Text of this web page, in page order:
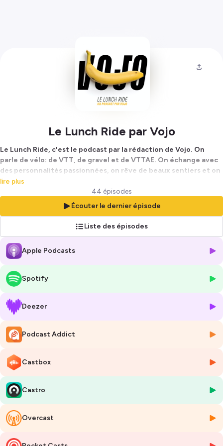
Le Lunch Ride par Vojo
Le Lunch Ride, c'est le podcast par la rédaction de Vojo. On
parle de vélo: de VTT, de gravel et de VTTAE. On échange avec
des personnalités passionnées, on rêve de beaux sentiers et on
parle de nos machines aussi parfois.
Hébergé par Ausha. Visitez
ausha.co/politique-de-confidentialite
lire plus
44 épisodes
Écouter le dernier épisode
Liste des épisodes
Apple Podcasts
Spotify
Deezer
Podcast Addict
Castbox
Castro
Overcast